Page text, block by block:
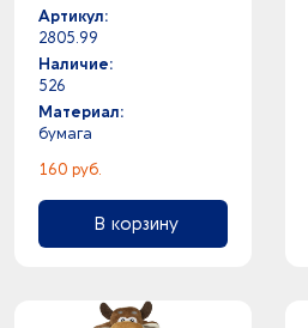
Артикул:
2805.99
Наличие:
526
Материал:
бумага
160 руб.
В корзину